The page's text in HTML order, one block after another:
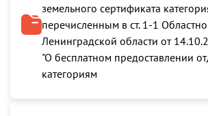
земельного сертификата
перечисленным в ст. 1-1
Ленинградской области от
"О бесплатном предоставлении
категориям